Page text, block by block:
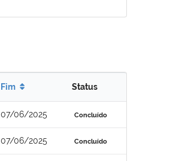
Fim Status
07/06/2025 Concluído
07/06/2025 Concluído